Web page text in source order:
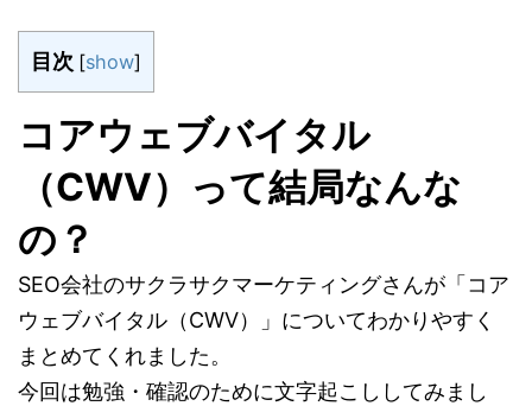
目次 [show]
コアウェブバイタル
（CWV）って結局なんな
の？
SEO会社のサクラサクマーケティングさんが「コア
ウェブバイタル（CWV）」についてわかりやすく
まとめてくれました。
今回は勉強・確認のために文字起こししてみまし